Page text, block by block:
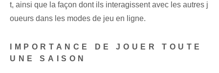
t, ainsi que la façon dont ils interagissent avec les autres j
oueurs dans les modes de jeu en ligne.
IMPORTANCE DE JOUER TOUTE
UNE SAISON